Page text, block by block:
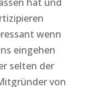
wenn
eingehen
selten der
von